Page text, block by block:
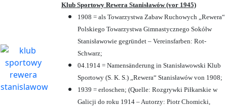
Klub Sportowy Rewera Stanisławów (vor 1945)
1908 = als Towarzystwa Zabaw Ruchowych „Rewera“
Polskiego Towarzystwa Gimnastycznego Sokółw
Stanisławowie gegründet – Vereinsfarben: Rot-
Schwarz;
04.1914 = Namensänderung in Stanisławowski Klub
Sportowy (S. K. S.) „Rewera“ Stanisławów von 1908;
1939 = erloschen; (Quelle: Rozgrywki Piłkarskie w
Galicji do roku 1914 – Autorzy: Piotr Chomicki,